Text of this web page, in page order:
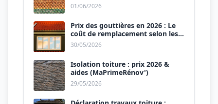
01/06/2026
Prix des gouttières en 2026 : Le
coût de remplacement selon les
matériaux
30/05/2026
Isolation toiture : prix 2026 &
aides (MaPrimeRénov')
29/05/2026